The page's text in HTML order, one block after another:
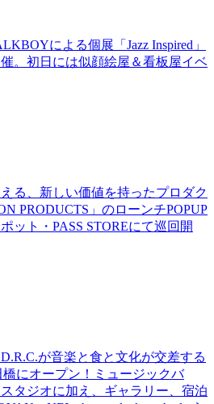
による個展「Jazz Inspired」
。初日には似顔絵屋＆看板屋イベ
る、新しい価値を持ったプロダク
PRODUCTS」のローンチPOPUP
ット・PASS STOREにて巡回開
が⾳楽と⾷と⽂化が交差する
橋にオープン！ミュージックバ
タジオに加え、ギャラリー、宿泊